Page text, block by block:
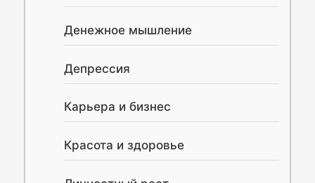
Денежное мышление
Депрессия
Карьера и бизнес
Красота и здоровье